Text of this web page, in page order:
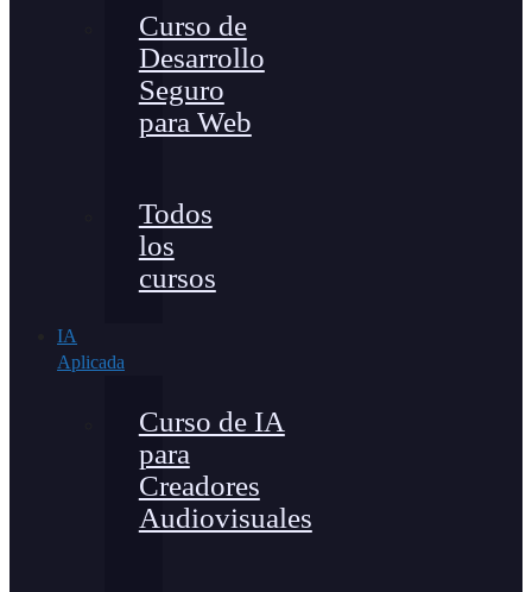
Curso de
Desarrollo
Seguro
para Web
Todos
los
cursos
IA
Aplicada
Curso de IA
para
Creadores
Audiovisuales